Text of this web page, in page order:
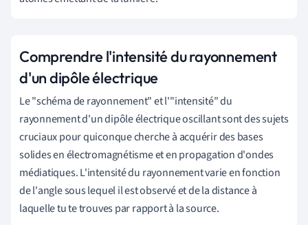
Comprendre l'intensité du rayonnement
d'un dipôle électrique
Le "schéma de rayonnement" et l'"intensité" du
rayonnement d'un dipôle électrique oscillant sont des sujets
cruciaux pour quiconque cherche à acquérir des bases
solides en électromagnétisme et en propagation d'ondes
médiatiques. L'intensité du rayonnement varie en fonction
de l'angle sous lequel il est observé et de la distance à
laquelle tu te trouves par rapport à la source.